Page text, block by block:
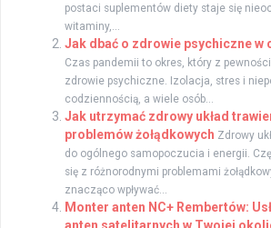
postaci suplementów diety staje się
witaminy,...
Jak dbać o zdrowie psychiczne w
Czas pandemii to okres, który z
zdrowie psychiczne. Izolacja, stres i
codziennością, a wiele osób...
Jak utrzymać zdrowy układ
problemów żołądkowych Zdrowy
do ogólnego samopoczucia i energii.
się z różnorodnymi problemami
znacząco wpływać...
Monter anten NC+ Rembertów:
anten satelitarnych w Twojej